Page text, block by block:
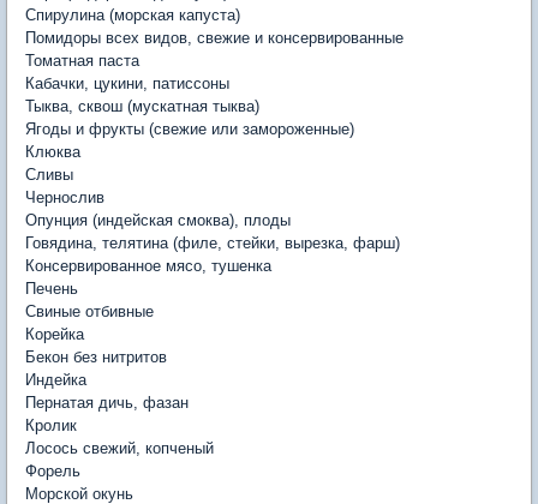
Спирулина (морская капуста)
Помидоры всех видов, свежие и консервированные
Томатная паста
Кабачки, цукини, патиссоны
Тыква, сквош (мускатная тыква)
Ягоды и фрукты (свежие или замороженные)
Клюква
Сливы
Чернослив
Опунция (индейская смоква), плоды
Говядина, телятина (филе, стейки, вырезка, фарш)
Консервированное мясо, тушенка
Печень
Свиные отбивные
Корейка
Бекон без нитритов
Индейка
Пернатая дичь, фазан
Кролик
Лосось свежий, копченый
Форель
Морской окунь